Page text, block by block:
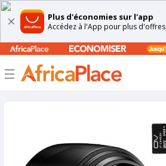
Plus d'économies sur l'app
Accédez à l'App pour plus d'offres